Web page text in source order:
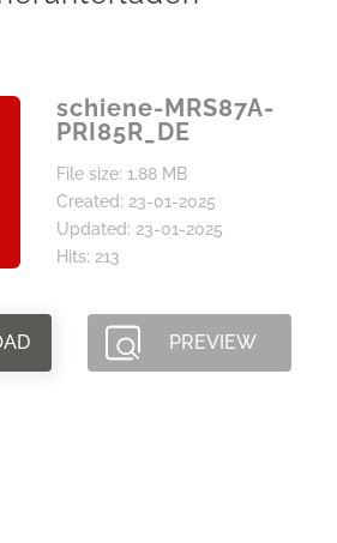
schiene-MRS87A-
PRI85R_DE
File size: 1.88 MB
Created: 23-01-2025
Updated: 23-01-2025
Hits: 213
PREVIEW